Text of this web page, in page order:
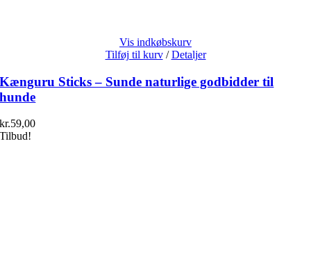
Vis indkøbskurv
Tilføj til kurv / Detaljer
Kænguru Sticks – Sunde naturlige godbidder til
hunde
kr.59,00
Tilbud!